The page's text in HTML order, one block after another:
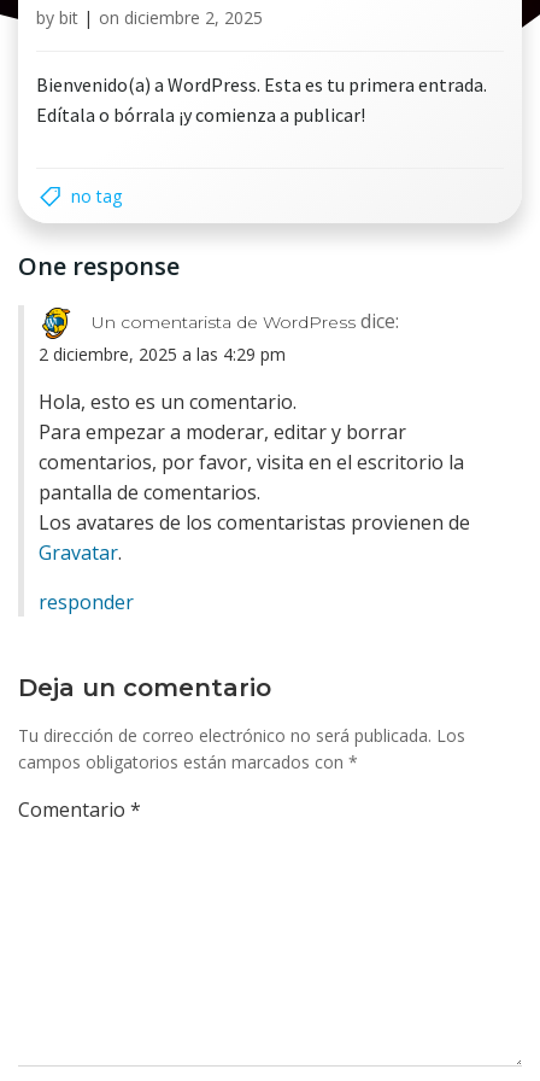
by bit | on diciembre 2, 2025
Bienvenido(a) a WordPress. Esta es tu primera entrada.
Edítala o bórrala ¡y comienza a publicar!
no tag
One response
Un comentarista de WordPress dice:
2 diciembre, 2025 a las 4:29 pm
Hola, esto es un comentario.
Para empezar a moderar, editar y borrar
comentarios, por favor, visita en el escritorio la
pantalla de comentarios.
Los avatares de los comentaristas provienen de
Gravatar.
responder
Deja un comentario
Tu dirección de correo electrónico no será publicada. Los
campos obligatorios están marcados con *
Comentario *